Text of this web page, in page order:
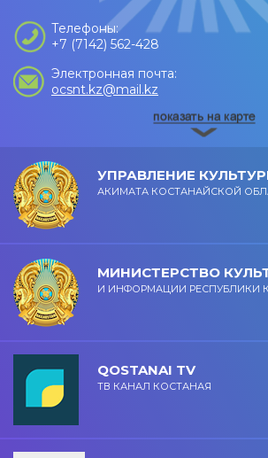
Телефоны:
+7 (7142) 562-428
Электронная почта:
ocsnt.kz@mail.kz
УПРАВЛЕНИЕ
АКИМАТА КОСТАНАЙСКОЙ
МИНИСТЕРСТВО
И ИНФОРМАЦИИ РЕСПУБЛИКИ
QOSTANAI TV
ТВ КАНАЛ КОСТАНАЯ